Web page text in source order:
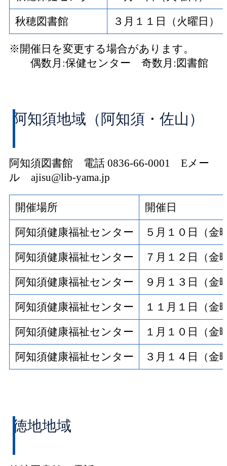
秋穂図書館 ３月１１日（火曜日）
※開催日を変更する場合があります。
偶数月:保健センター 奇数月:図書館
阿知須地域（阿知須・佐山）
阿知須図書館 電話 0836-66-0001 Eメー
ル ajisu@lib-yama.jp
開催場所 開催日
阿知須健康福祉センター ５月１０日（金
阿知須健康福祉センター ７月１２日（金
阿知須健康福祉センター ９月１３日（金
阿知須健康福祉センター １１月１日（金
阿知須健康福祉センター １月１０日（金
阿知須健康福祉センター ３月１４日（金
徳地地域